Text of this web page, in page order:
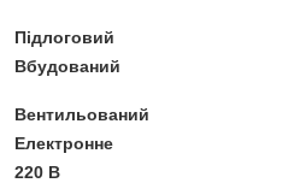
Підлоговий
Вбудований
Вентильований
Електронне
220 В